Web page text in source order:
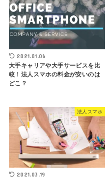
2021.01.06
大手キャリアや大手サービスを比
較！法人スマホの料金が安いのは
どこ？
法人スマホ
2021.03.19